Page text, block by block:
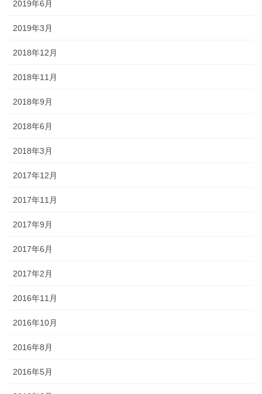
2019年6月
2019年3月
2018年12月
2018年11月
2018年9月
2018年6月
2018年3月
2017年12月
2017年11月
2017年9月
2017年6月
2017年2月
2016年11月
2016年10月
2016年8月
2016年5月